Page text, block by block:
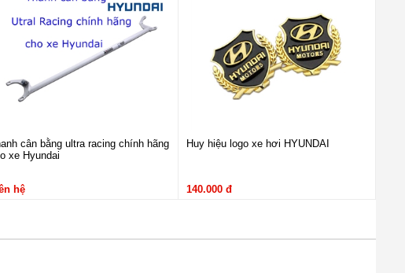
cân bằng ultra racing chính hãng
xe Hyundai
hệ
Huy hiệu logo xe hơi HYUNDAI
140.000 đ